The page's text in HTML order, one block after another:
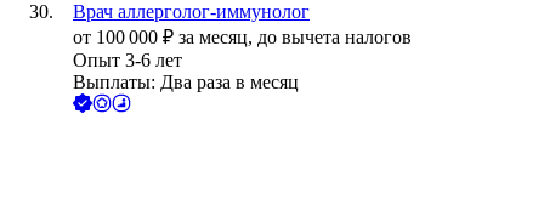
Врач аллерголог-иммунолог
от 100 000 ₽ за месяц, до вычета налогов
Опыт 3-6 лет
Выплаты: Два раза в месяц